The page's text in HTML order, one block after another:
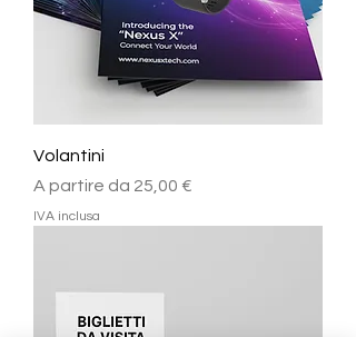
Volantini
A partire da 25,00 €
Prezzo scontato
IVA inclusa